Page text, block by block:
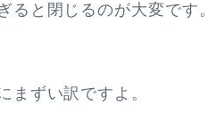
ると閉じるのが大変です。
まずい訳ですよ。